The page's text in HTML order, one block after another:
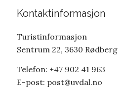
Kontaktinformasjon
Turistinformasjon
Sentrum 22, 3630 Rødberg
Telefon: +47 902 41 963
E-post: post@uvdal.no